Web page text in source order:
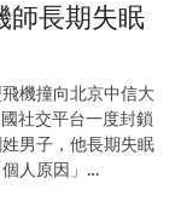
師長期失眠
機撞向北京中信大
社交平台一度封鎖
男子，他長期失眠
人原因」…